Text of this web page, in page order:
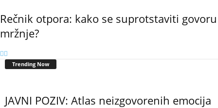
Rečnik otpora: kako se suprotstaviti govoru
mržnje?
Trending Now
JAVNI POZIV: Atlas neizgovorenih emocija